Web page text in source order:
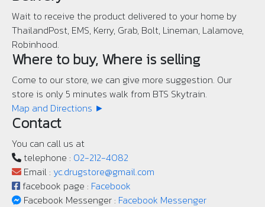
Wait to receive the product delivered to your home by
ThailandPost, EMS, Kerry, Grab, Bolt, Lineman, Lalamove,
Robinhood.
Where to buy, Where is selling
Come to our store, we can give more suggestion. Our
store is only 5 minutes walk from BTS Skytrain.
Map and Directions ►
Contact
You can call us at
telephone : 02-212-4082
Email : yc.drugstore@gmail.com
facebook page : Facebook
Facebook Messenger : Facebook Messenger